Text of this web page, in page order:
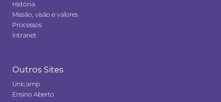
História
Missão, visão e valores
Processos
Intranet
Outros Sites
Unicamp
Ensino Aberto